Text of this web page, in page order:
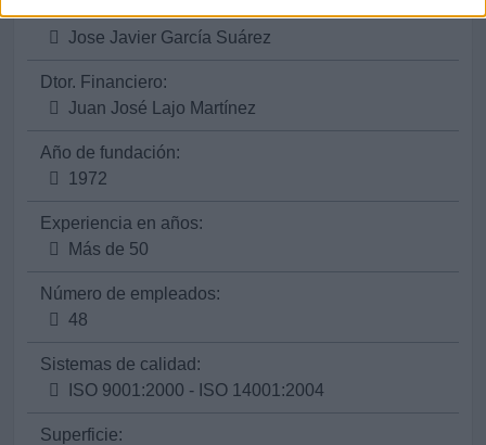
Dtr.Comercial Nacional e Internacional:
Jose Javier García Suárez
Dtor. Financiero:
Juan José Lajo Martínez
Año de fundación:
1972
Experiencia en años:
Más de 50
Número de empleados:
48
Sistemas de calidad:
ISO 9001:2000 - ISO 14001:2004
Superficie: